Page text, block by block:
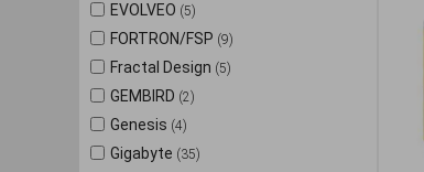
EVOLVEO (5)
FORTRON/FSP (9)
Fractal Design (5)
GEMBIRD (2)
Genesis (4)
Gigabyte (35)